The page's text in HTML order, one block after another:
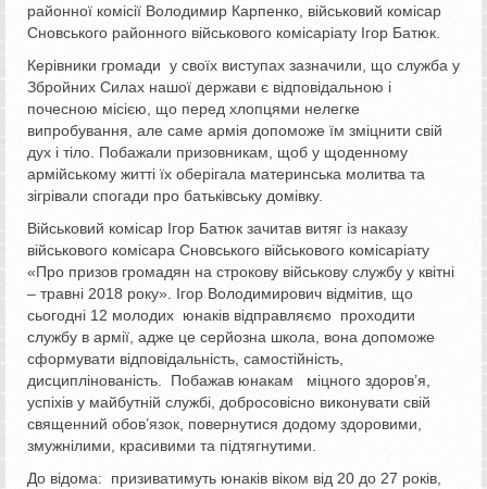
районної комісії Володимир Карпенко, військовий комісар
Сновського районного військового комісаріату Ігор Батюк.
Керівники громади у своїх виступах зазначили, що служба у
Збройних Силах нашої держави є відповідальною і
почесною місією, що перед хлопцями нелегке
випробування, але саме армія допоможе їм зміцнити свій
дух і тіло. Побажали призовникам, щоб у щоденному
армійському житті їх оберігала материнська молитва та
зігрівали спогади про батьківську домівку.
Військовий комісар Ігор Батюк зачитав витяг із наказу
військового комісара Сновського військового комісаріату
«Про призов громадян на строкову військову службу у квітні
– травні 2018 року». Ігор Володимирович відмітив, що
сьогодні 12 молодих юнаків відправляємо проходити
службу в армії, адже це серйозна школа, вона допоможе
сформувати відповідальність, самостійність,
дисциплінованість. Побажав юнакам міцного здоров’я,
успіхів у майбутній службі, добросовісно виконувати свій
священний обов’язок, повернутися додому здоровими,
змужнілими, красивими та підтягнутими.
До відома: призиватимуть юнаків віком від 20 до 27 років,